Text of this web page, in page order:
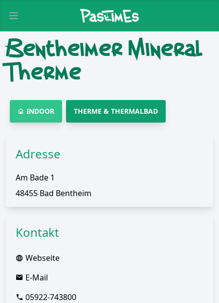
Open main menu
Bentheimer Mineral
Therme
INDOOR THERME & THERMALBAD
Adresse
Am Bade 1
48455 Bad Bentheim
Kontakt
Webseite
E-Mail
05922-743800